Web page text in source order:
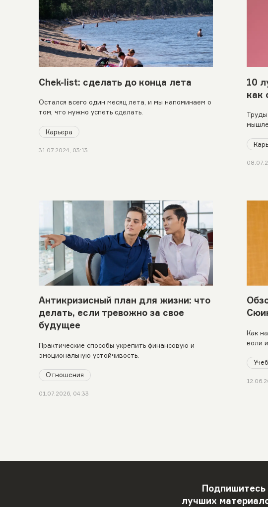
Chek-list: сделать до конца лета
Остался всего один месяц лета, и мы напоминаем о
том, что нужно успеть сделать.
Карьера
31.07.2024, 03:13
10
как
Труды
Антикризисный план для жизни: что
делать, если тревожно за свое
будущее
Практические способы укрепить финансовую и
эмоциональную устойчивость.
Отношения
01.07.2026, 04:33
Как
воли
Подпишитесь
лучших